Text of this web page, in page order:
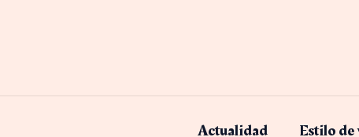
Actualidad Estilo